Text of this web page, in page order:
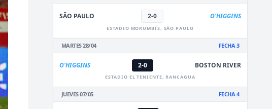
SÃO PAULO 2-0 O'HIGGINS
ESTADIO MORUMBÍS, SÃO PAULO
MARTES 28/04 FECHA 3
O'HIGGINS 2-0 BOSTON RIVER
ESTADIO EL TENIENTE, RANCAGUA
JUEVES 07/05 FECHA 4